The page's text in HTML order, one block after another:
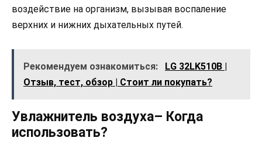
воздействие на организм, вызывая воспаление
верхних и нижних дыхательных путей.
Рекомендуем ознакомиться:
LG 32LK510B |
Отзыв, тест, обзор | Стоит ли покупать?
Увлажнитель воздуха– Когда
использовать?